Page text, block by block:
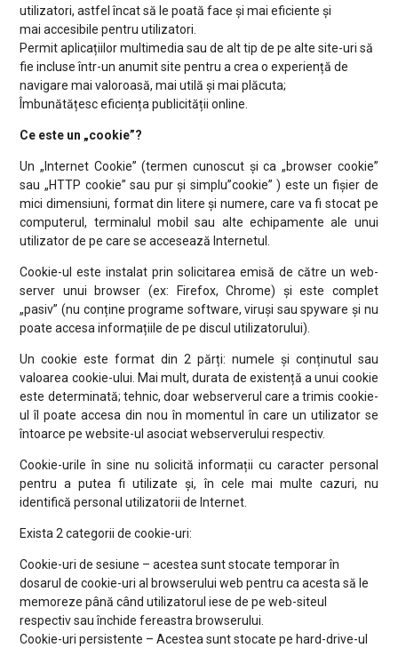
utilizatori, astfel încat să le poată face și mai eficiente și
mai accesibile pentru utilizatori.
Permit aplicațiilor multimedia sau de alt tip de pe alte site-uri să
fie incluse într-un anumit site pentru a crea o experiență de
navigare mai valoroasă, mai utilă și mai plăcuta;
Îmbunătățesc eficiența publicității online.
Ce este un „cookie”?
Un „Internet Cookie” (termen cunoscut și ca „browser cookie”
sau „HTTP cookie” sau pur și simplu”cookie” ) este un fișier de
mici dimensiuni, format din litere și numere, care va fi stocat pe
computerul, terminalul mobil sau alte echipamente ale unui
utilizator de pe care se accesează Internetul.
Cookie-ul este instalat prin solicitarea emisă de către un web-
server unui browser (ex: Firefox, Chrome) și este complet
„pasiv” (nu conține programe software, viruși sau spyware și nu
poate accesa informațiile de pe discul utilizatorului).
Un cookie este format din 2 părți: numele și conținutul sau
valoarea cookie-ului. Mai mult, durata de existență a unui cookie
este determinată; tehnic, doar webserverul care a trimis cookie-
ul îl poate accesa din nou în momentul în care un utilizator se
întoarce pe website-ul asociat webserverului respectiv.
Cookie-urile în sine nu solicită informații cu caracter personal
pentru a putea fi utilizate și, în cele mai multe cazuri, nu
identifică personal utilizatorii de Internet.
Exista 2 categorii de cookie-uri:
Cookie-uri de sesiune – acestea sunt stocate temporar în
dosarul de cookie-uri al browserului web pentru ca acesta să le
memoreze până când utilizatorul iese de pe web-siteul
respectiv sau închide fereastra browserului.
Cookie-uri persistente – Acestea sunt stocate pe hard-drive-ul